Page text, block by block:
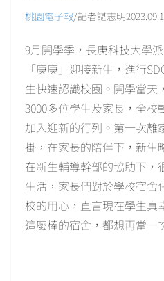
桃園電子報/記者諶志明
9月開學季，長庚科技大學
「庚庚」迎接新生，進行
生快速認識校園。開學當天
3000多位學生及家長，全
加入迎新的行列。第一次離
掛，在家長的陪伴下，新生
在新生輔導幹部的協助下，
生活，家長們對於學校宿舍
校的用心，直言現在學生真
這麼棒的宿舍，都想再當一